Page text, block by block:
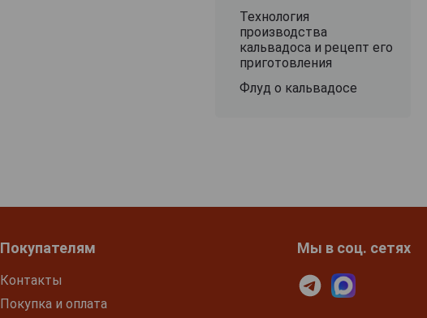
Технология
производства
кальвадоса и рецепт его
приготовления
Флуд о кальвадосе
Покупателям
Контакты
Покупка и оплата
Мы в соц. сетях